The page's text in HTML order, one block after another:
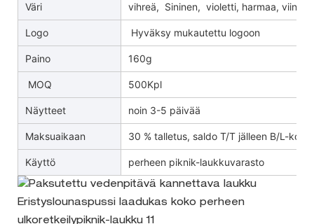
Väri vihreä, Sininen, violetti, harmaa,
Logo Hyväksy mukautettu logoon
Paino 160g
MOQ 500Kpl
Näytteet noin 3-5 päivää
Maksuaikaan 30 % talletus, saldo T/T jälleen B/L-kopio
Käyttö perheen piknik-laukkuvarasto